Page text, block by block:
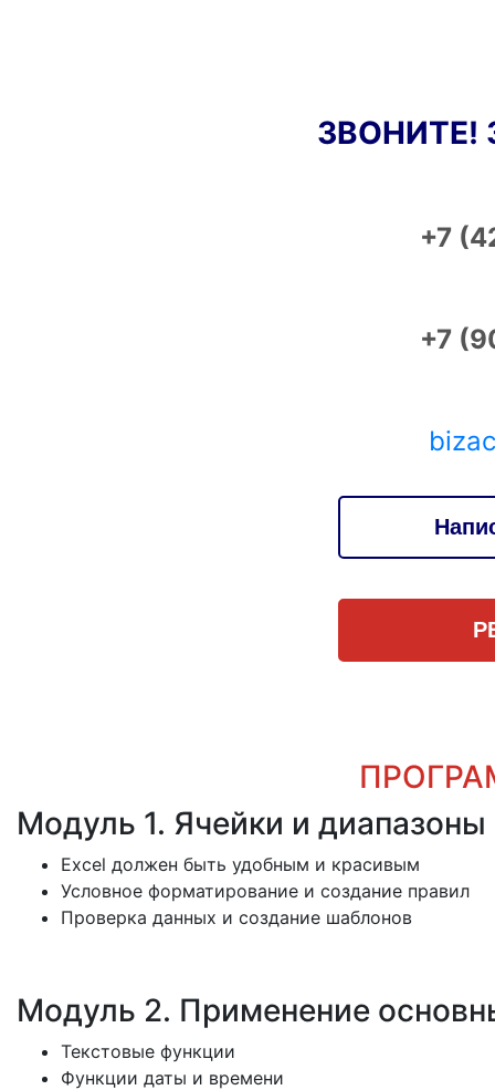
ЗВОНИТЕ!
+7
+7
Модуль 1. Ячейки и диапазоны
Excel должен быть удобным и красивым
Условное форматирование и создание правил
Проверка данных и создание шаблонов
Модуль 2. Применение
Текстовые функции
Функции даты и времени